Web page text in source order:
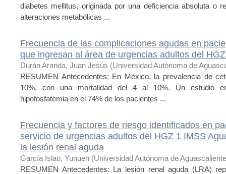
diabetes mellitus, originada por una deficiencia absoluta o
alteraciones metabólicas ...
Frecuencia de las complicaciones agudas en
que ingresan al área de urgencias adultos del
Durán Aranda, Juan Jesús (Universidad Autónoma de
RESUMEN Antecedentes: En México, la prevalencia de
10%, con una mortalidad del 4 al 10%. Un estudio
hipofosfatemia en el 74% de los pacientes ...
Frecuencia y factores de riesgo identificados en
servicio de urgencias adultos del HGZ 1 IMSS
la lesión renal aguda
García Islao, Yunuen (Universidad Autónoma de
RESUMEN Antecedentes: La lesión renal aguda (LRA)